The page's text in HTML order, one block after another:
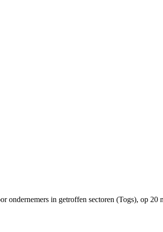
ondernemers in getroffen sectoren (Togs), op